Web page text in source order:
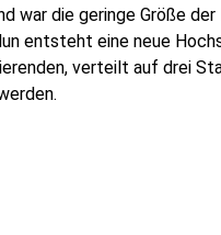
war die geringe Größe
entsteht eine neue
verteilt auf drei